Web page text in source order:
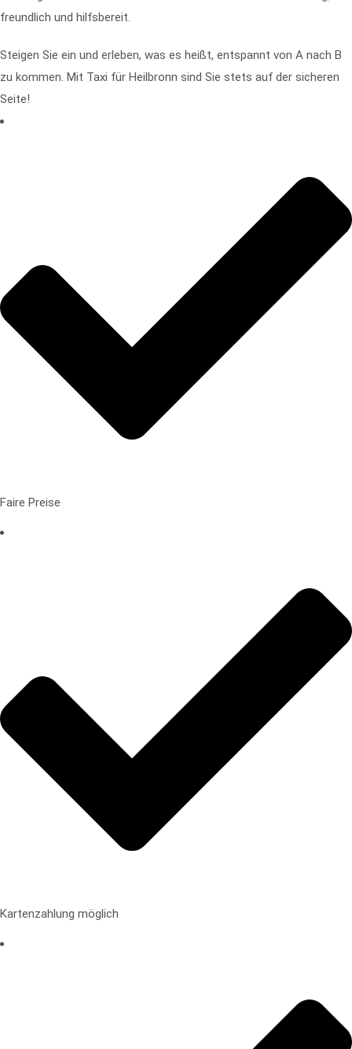
freundlich und hilfsbereit.
Steigen Sie ein und erleben, was es heißt, entspannt von A nach B
zu kommen. Mit Taxi für Heilbronn sind Sie stets auf der sicheren
Seite!
Faire Preise
Kartenzahlung möglich